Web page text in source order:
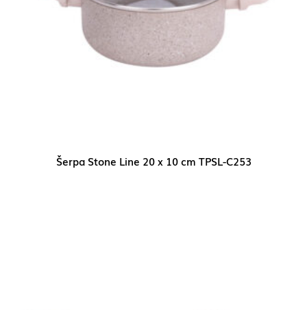
Šerpa Stone Line 20 x 10 cm TPSL-C253